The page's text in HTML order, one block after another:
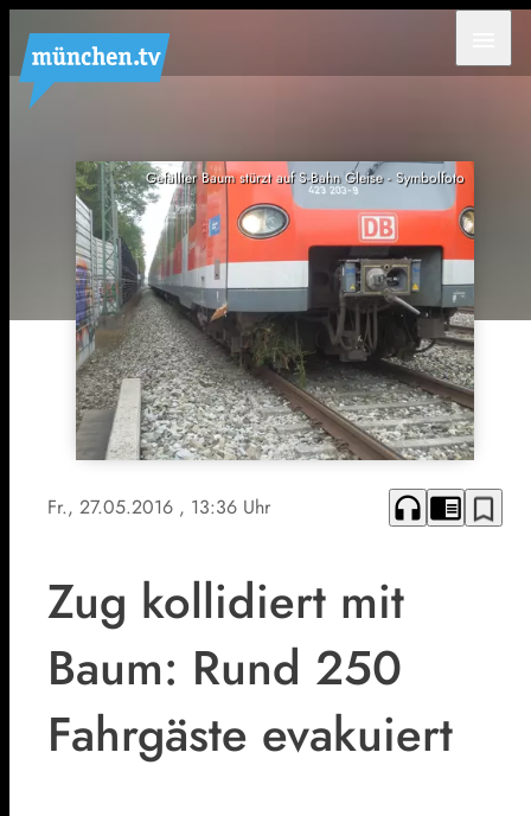
Gefällter Baum stürzt auf S-Bahn Gleise - Symbolfoto
Fr., 27.05.2016 , 13:36 Uhr headphones chrome_reader_mode bookmark_border
Zug kollidiert mit
Baum: Rund 250
Fahrgäste evakuiert